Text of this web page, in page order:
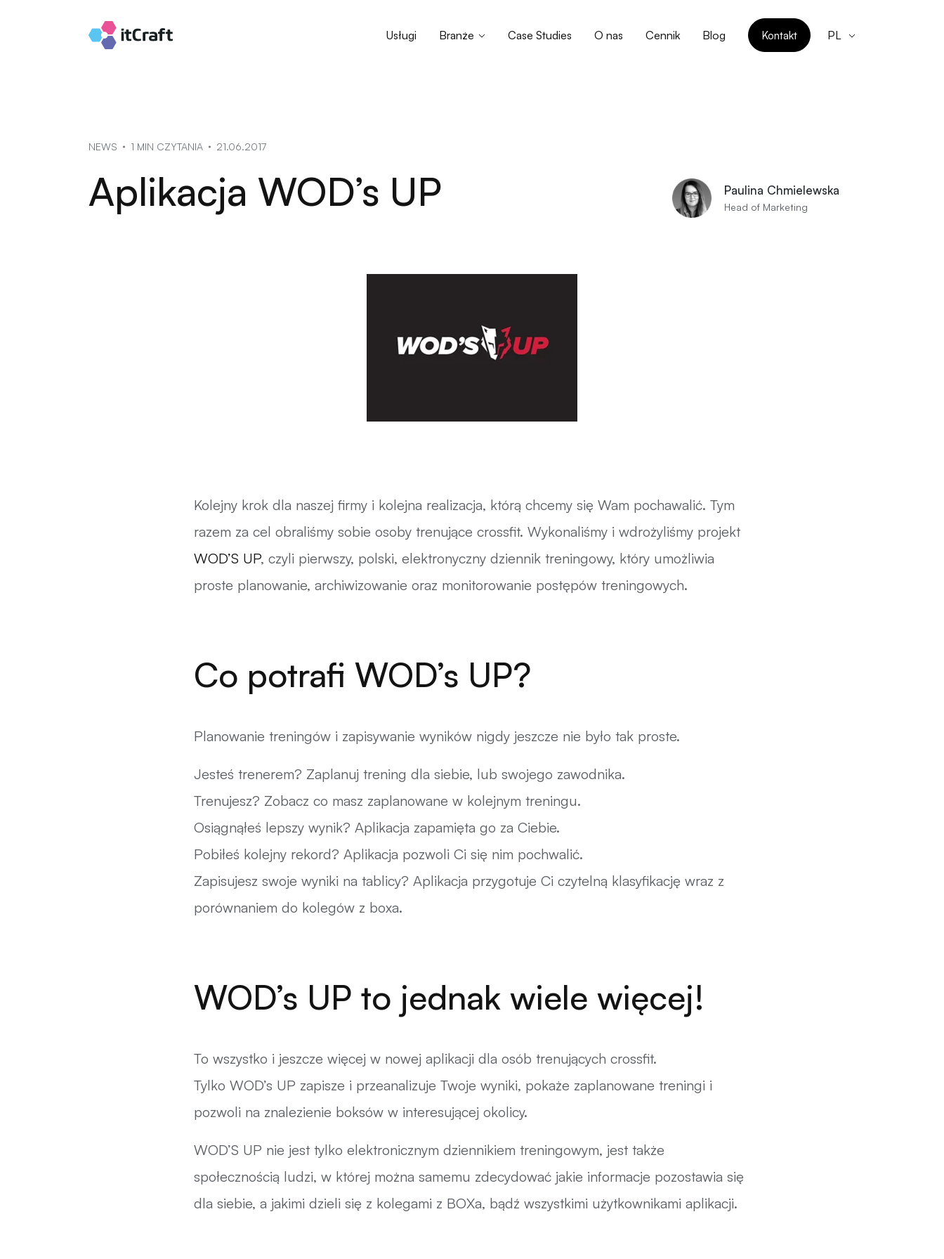
Usługi Branże Case Studies O nas Cennik Blog Kontakt PL
NEWS 1 MIN CZYTANIA 21.06.2017
Aplikacja WOD’s UP Paulina Chmielewska
Head of Marketing
Kolejny krok dla naszej firmy i kolejna realizacja, którą chcemy się Wam pochawalić. Tym
razem za cel obraliśmy sobie osoby trenujące crossfit. Wykonaliśmy i wdrożyliśmy projekt
WOD’S UP, czyli pierwszy, polski, elektronyczny dziennik treningowy, który umożliwia
proste planowanie, archiwizowanie oraz monitorowanie postępów treningowych.
Co potrafi WOD’s UP?
Planowanie treningów i zapisywanie wyników nigdy jeszcze nie było tak proste.
Jesteś trenerem? Zaplanuj trening dla siebie, lub swojego zawodnika.
Trenujesz? Zobacz co masz zaplanowane w kolejnym treningu.
Osiągnąłeś lepszy wynik? Aplikacja zapamięta go za Ciebie.
Pobiłeś kolejny rekord? Aplikacja pozwoli Ci się nim pochwalić.
Zapisujesz swoje wyniki na tablicy? Aplikacja przygotuje Ci czytelną klasyfikację wraz z
porównaniem do kolegów z boxa.
WOD’s UP to jednak wiele więcej!
To wszystko i jeszcze więcej w nowej aplikacji dla osób trenujących crossfit.
Tylko WOD’s UP zapisze i przeanalizuje Twoje wyniki, pokaże zaplanowane treningi i
pozwoli na znalezienie boksów w interesującej okolicy.
WOD’S UP nie jest tylko elektronicznym dziennikiem treningowym, jest także
społecznością ludzi, w której można samemu zdecydować jakie informacje pozostawia się
dla siebie, a jakimi dzieli się z kolegami z BOXa, bądź wszystkimi użytkownikami aplikacji.